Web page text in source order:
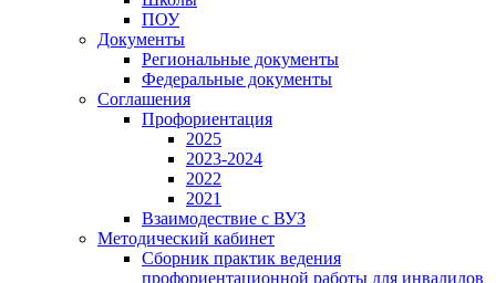
ПОУ
Документы
Региональные документы
Федеральные документы
Соглашения
Профориентация
2025
2023-2024
2022
2021
Взаимодествие с ВУЗ
Методический кабинет
Сборник практик ведения
профориентационной работы для инвалидов